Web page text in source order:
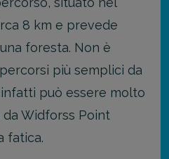
8 km e prevede
foresta. Non è
più semplici da
può essere molto
Widforss Point
fatica.